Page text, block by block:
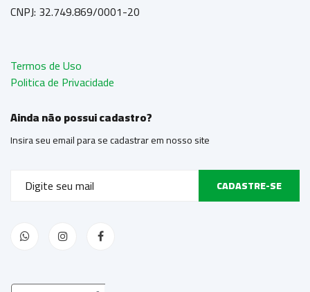
CNPJ: 32.749.869/0001-20
Termos de Uso
Politica de Privacidade
Ainda não possui cadastro?
Insira seu email para se cadastrar em nosso site
CADASTRE-SE